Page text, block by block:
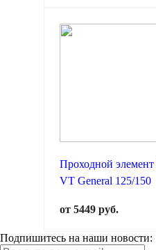
Проходной
VT General 125/150
от 5449 руб.
Подпишитесь на наши новости: